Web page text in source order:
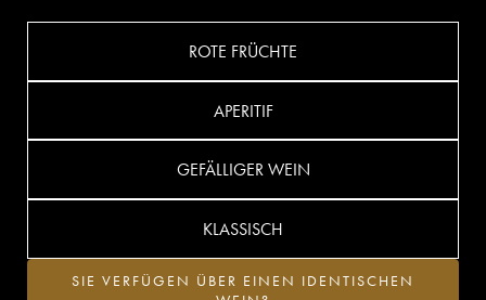
ROTE FRÜCHTE
APERITIF
GEFÄLLIGER WEIN
KLASSISCH
SIE VERFÜGEN ÜBER EINEN IDENTISCHEN